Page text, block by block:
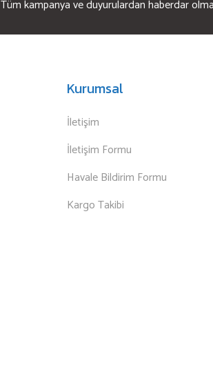
Tüm kampanya ve duyurulardan haberdar
Kurumsal
İletişim
İletişim Formu
Havale Bildirim Formu
Kargo Takibi